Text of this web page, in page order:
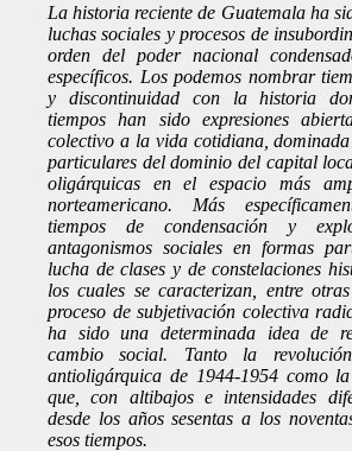
La historia reciente de Guatemala ha
luchas sociales y procesos de
orden del poder nacional
específicos. Los podemos nombrar
y discontinuidad con la historia
tiempos han sido expresiones
colectivo a la vida cotidiana,
particulares del dominio del capital
oligárquicas en el espacio más
norteamericano. Más
tiempos de condensación y
antagonismos sociales en formas
lucha de clases y de constelaciones
los cuales se caracterizan, entre
proceso de subjetivación colectiva
ha sido una determinada idea de
cambio social. Tanto la
antioligárquica de 1944-1954 como
que, con altibajos e intensidades
desde los años sesentas a los
esos tiempos.